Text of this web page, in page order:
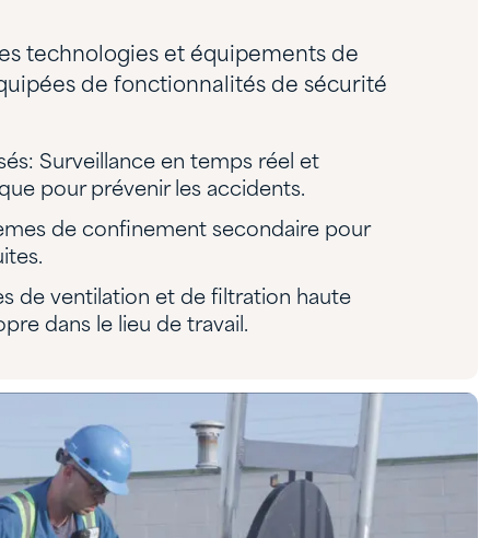
technologies et équipements de
de fonctionnalités de sécurité
Surveillance en temps réel et
pour prévenir les accidents.
de confinement secondaire pour
de ventilation et de filtration haute
dans le lieu de travail.